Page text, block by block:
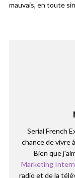
mauvais, en toute
Serial French
chance de vivre
Bien que
Marketing
radio et de la